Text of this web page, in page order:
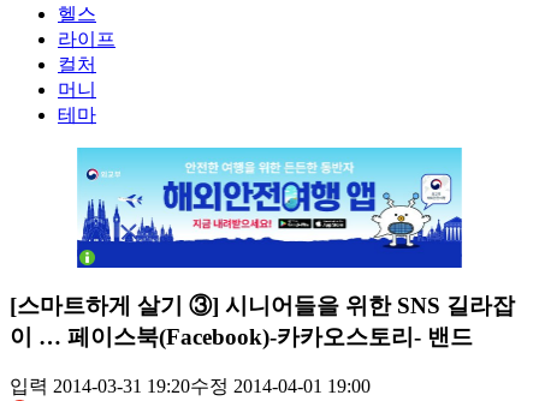
헬스
라이프
컬처
머니
테마
[스마트하게 살기 ③] 시니어들을 위한 SNS 길라잡
이 … 페이스북(Facebook)-카카오스토리- 밴드
입력 2014-03-31 19:20수정 2014-04-01 19:00